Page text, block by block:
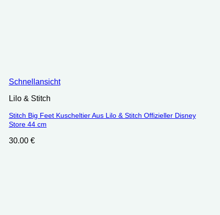
Schnellansicht
Lilo & Stitch
Stitch Big Feet Kuscheltier Aus Lilo & Stitch Offizieller Disney
Store 44 cm
30.00 €